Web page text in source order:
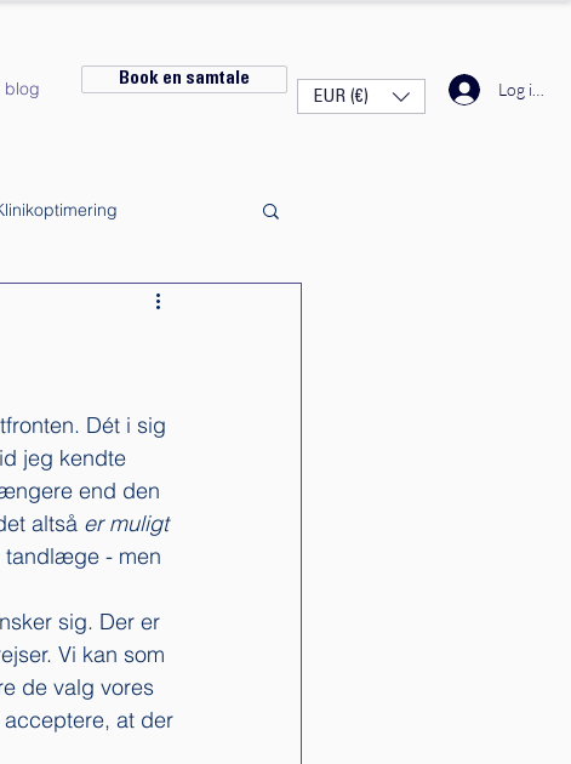
blog Book en samtale
EUR (€) Log ind
Dét i sig
jeg kendte
end den
altså er muligt
tandlæge - men
sig. Der er
Vi kan som
de valg vores
at der